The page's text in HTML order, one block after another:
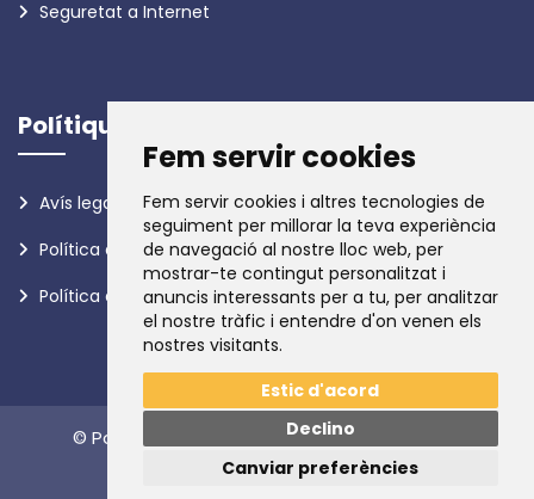
Fem servir cookies
Fem servir cookies i altres tecnologies de
seguiment per millorar la teva experiència
de navegació al nostre lloc web, per
mostrar-te contingut personalitzat i
anuncis interessants per a tu, per analitzar
el nostre tràfic i entendre d'on venen els
nostres visitants.
Estic d'acord
Declino
Canviar preferències
Seguretat a Internet
Polítiques
Avís legal
Política de privadesa
Política de galetes
© Policia d'Andorra. Tots els drets reservats.